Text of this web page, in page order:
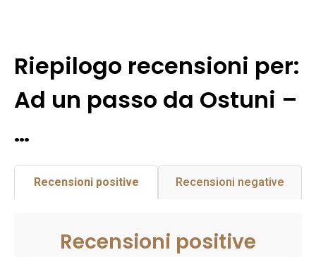
Riepilogo recensioni per:
Ad un passo da Ostuni –
…
Recensioni positive Recensioni negative
Recensioni positive